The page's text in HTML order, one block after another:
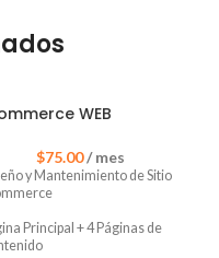
WEB
$75.00 / mes
y Mantenimiento de Sitio
Principal + 4 Páginas de